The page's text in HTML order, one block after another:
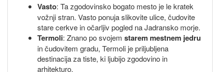
Vasto: Ta zgodovinsko bogato mesto je le kratek
vožnji stran. Vasto ponuja slikovite ulice, čudovite
stare cerkve in očarljiv pogled na Jadransko morje.
Termoli: Znano po svojem starem mestnem jedru
in čudovitem gradu, Termoli je priljubljena
destinacija za tiste, ki ljubijo zgodovino in
arhitekturo.